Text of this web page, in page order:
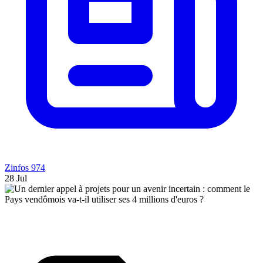
Zinfos 974
28 Jul